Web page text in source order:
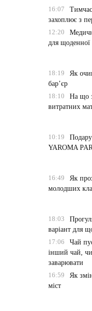
16:07
захоплює з
12:20
для щоденної
18:19
Як
бар’єр
18:10
На що
витратних
10:19
YAROMA
16:49
Як
молодших
18:03
варіант для
17:06
Чай
інший чай,
заварювати
16:59
Як
міст